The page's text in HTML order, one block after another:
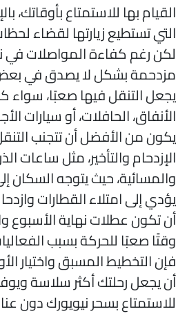
بها للاستمتاع بأوقاتك،
تستطيع زيارتها لقضاء
رغم كفاءة المواصلات في
بشكل لا يصدق في بعض
التنقل فيها صعبًا، سواء
الحافلات، أو سيارات
من الأفضل أن تتجنب التنقل
والتأخير، مثل ساعات
حيث يتوجه السكان
إلى امتلاء القطارات
تكون عطلات نهاية الأسبوع
صعبًا للحركة بسبب الفعاليات
التخطيط المسبق واختيار
يجعل رحلتك أكثر سلاسة
بسحر نيويورك دون عناء